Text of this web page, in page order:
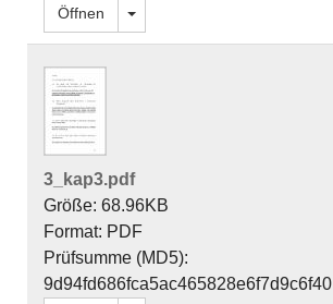
Öffnen Dropdown öffnen
3_kap3.pdf
Größe: 68.96KB
Format: PDF
Prüfsumme (MD5):
9d94fd686fca5ac465828e6f7d9c6f40